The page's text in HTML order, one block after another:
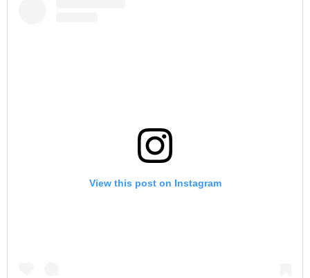
View this post on Instagram